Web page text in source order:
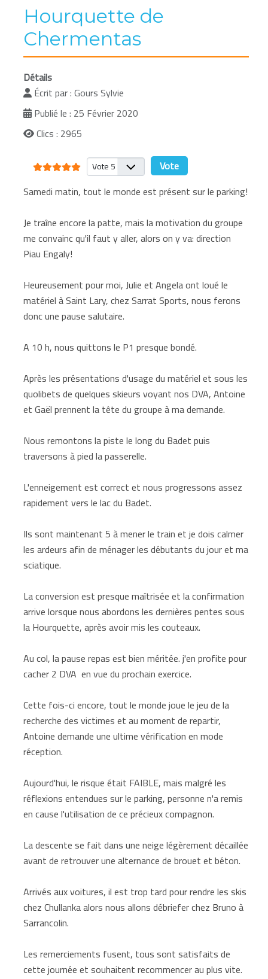
Hourquette de
Chermentas
Détails
Écrit par :Gours Sylvie
Publié le : 25 Février 2020
Clics : 2965
Vote utilisateur:5/5
Veuillez voter
Samedi matin, tout le monde est présent sur le parking!
Je traîne encore la patte, mais la motivation du groupe
me convainc qu'il faut y aller, alors on y va: direction
Piau Engaly!
Heureusement pour moi, Julie et Angela ont loué le
matériel à Saint Lary, chez Sarrat Sports, nous ferons
donc une pause salutaire.
A 10 h, nous quittons le P1 presque bondé.
Après les présentations d'usage du matériel et sous les
quolibets de quelques skieurs voyant nos DVA, Antoine
et Gaël prennent la tête du groupe à ma demande.
Nous remontons la piste le long du Badet puis
traversons à pied la passerelle.
L'enneigement est correct et nous progressons assez
rapidement vers le lac du Badet.
Ils sont maintenant 5 à mener le train et je dois calmer
les ardeurs afin de ménager les débutants du jour et ma
sciatique.
La conversion est presque maîtrisée et la confirmation
arrive lorsque nous abordons les dernières pentes sous
la Hourquette, après avoir mis les couteaux.
Au col, la pause repas est bien méritée. j'en profite pour
cacher 2 DVA en vue du prochain exercice.
Cette fois-ci encore, tout le monde joue le jeu de la
recherche des victimes et au moment de repartir,
Antoine demande une ultime vérification en mode
réception.
Aujourd'hui, le risque était FAIBLE, mais malgré les
réflexions entendues sur le parking, personne n'a remis
en cause l'utilisation de ce précieux compagnon.
La descente se fait dans une neige légèrement décaillée
avant de retrouver une alternance de brouet et béton.
Arrivés aux voitures, il est trop tard pour rendre les skis
chez Chullanka alors nous allons débriefer chez Bruno à
Sarrancolin.
Les remerciements fusent, tous sont satisfaits de
cette journée et souhaitent recommencer au plus vite.